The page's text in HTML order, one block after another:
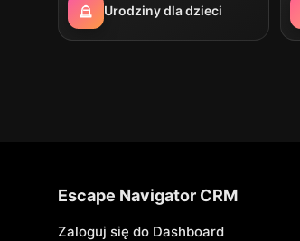
Urodziny dla dzieci
Escape Navigator CRM
Zaloguj się do Dashboard